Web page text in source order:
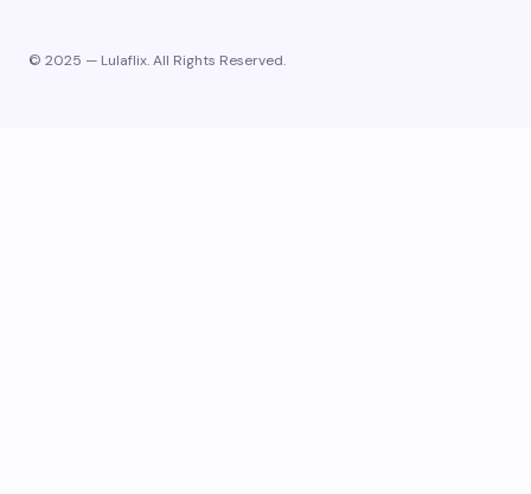
© 2025 — Lulaflix. All Rights Reserved.